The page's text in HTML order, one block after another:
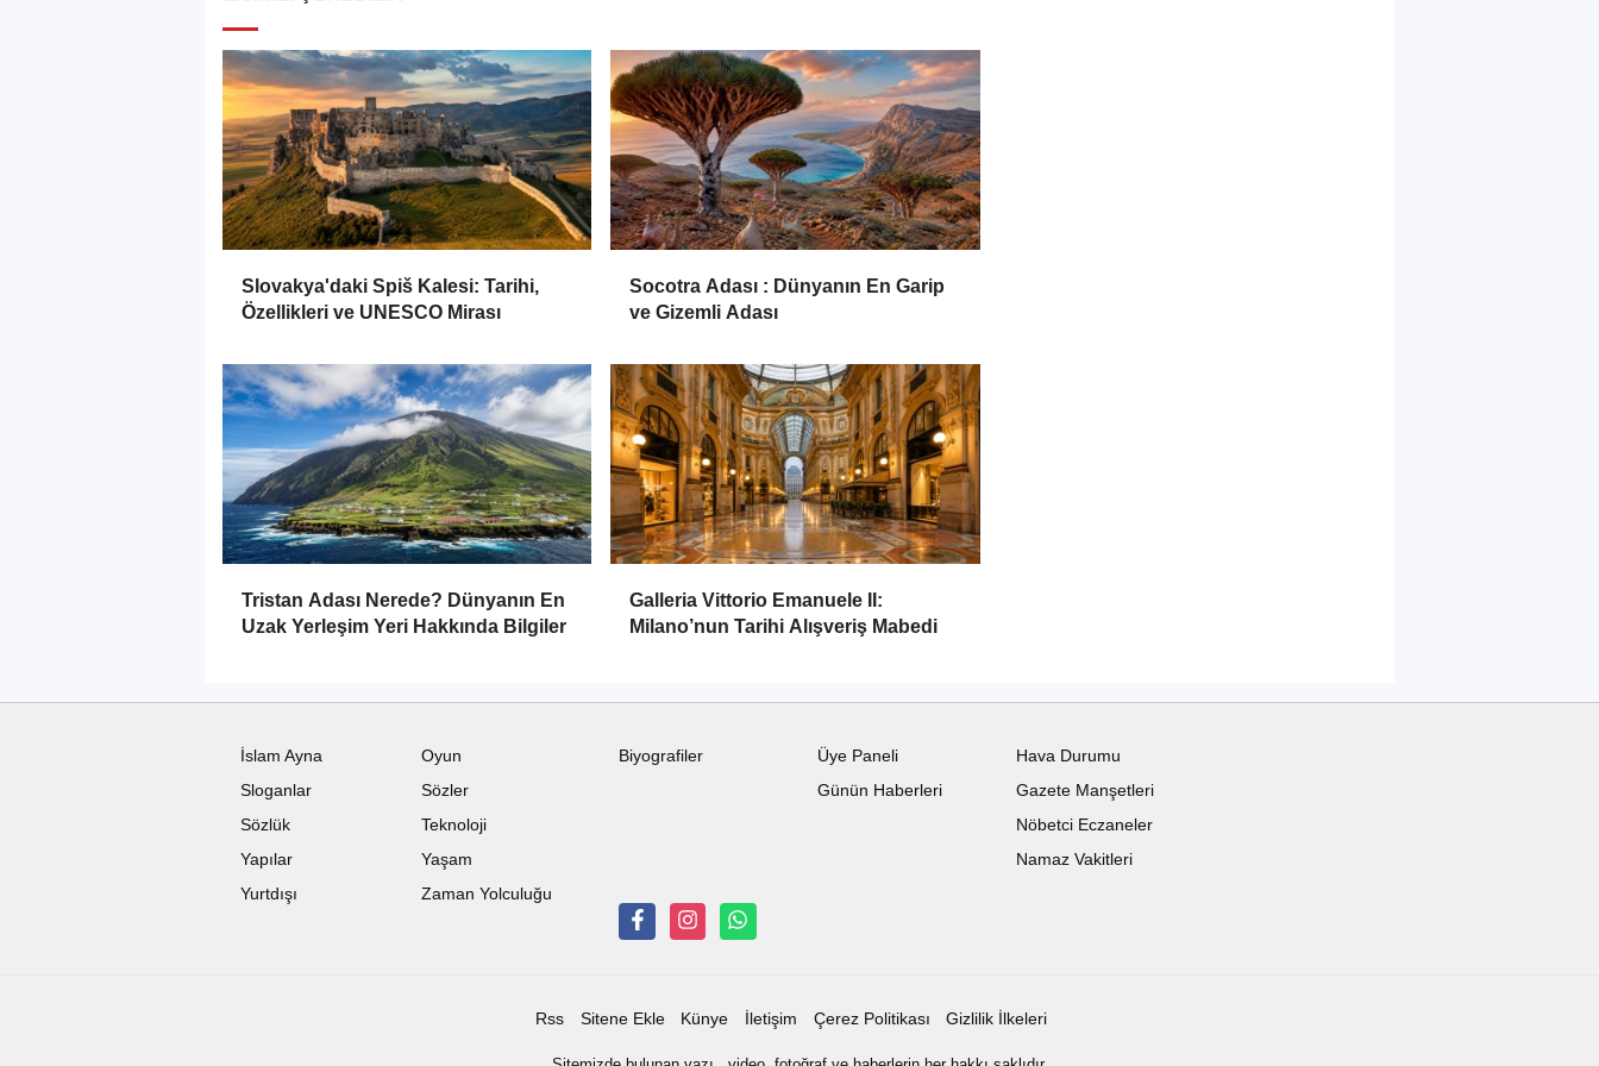
Slovakya'daki Spiš Kalesi: Tarihi,
Özellikleri ve UNESCO Mirası
Socotra Adası : Dünyanın En Garip
ve Gizemli Adası
Tristan Adası Nerede? Dünyanın En
Uzak Yerleşim Yeri Hakkında Bilgiler
Galleria Vittorio Emanuele II:
Milano’nun Tarihi Alışveriş Mabedi
İslam Ayna
Oyun
Sloganlar
Sözler
Sözlük
Teknoloji
Yapılar
Yaşam
Yurtdışı
Zaman Yolculuğu
Biyografiler
Üye Paneli
Günün Haberleri
Hava Durumu
Gazete Manşetleri
Nöbetci Eczaneler
Namaz Vakitleri
Rss Sitene Ekle Künye İletişim Çerez Politikası Gizlilik İlkeleri